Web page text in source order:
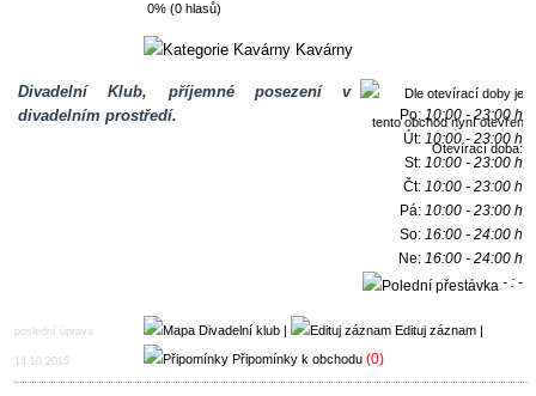
0% (0 hlasů)
Kavárny
Divadelní Klub, příjemné posezení v
divadelním prostředí.
Otevírací doba:
Po:10:00 - 23:00 h
Út:10:00 - 23:00 h
St:10:00 - 23:00 h
Čt:10:00 - 23:00 h
Pá:10:00 - 23:00 h
So:16:00 - 24:00 h
Ne:16:00 - 24:00 h
- : -
poslední úprava
14.10.2015
| Edituj záznam|
Připomínky k obchodu (0)